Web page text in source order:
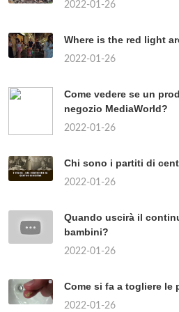
2022-01-26
Where is the red light
2022-01-26
Come vedere se un
negozio MediaWorld?
2022-01-26
Chi sono i partiti di
2022-01-26
Quando uscirà il
bambini?
2022-01-26
Come si fa a togliere le
2022-01-26